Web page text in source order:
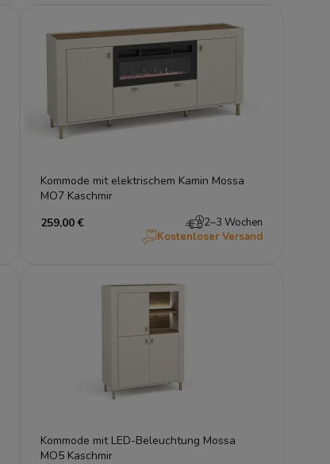
Kommode mit elektrischem Kamin Mossa
MO7 Kaschmir
259,00 €
2–3 Wochen
Kostenloser Versand
Kommode mit LED-Beleuchtung Mossa
MO5 Kaschmir